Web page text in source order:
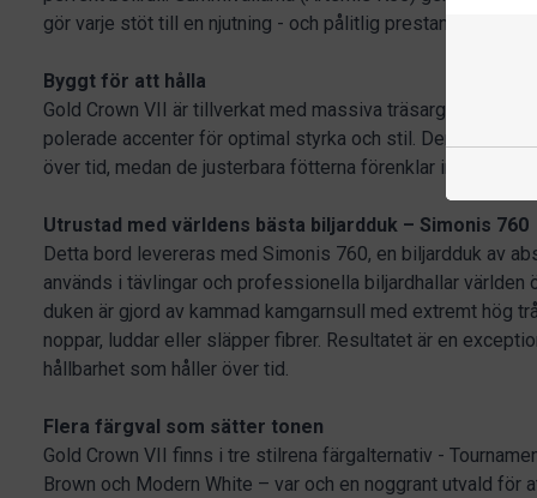
gör varje stöt till en njutning - och pålitlig prestanda i upp till
Byggt för att hålla
Gold Crown VII är tillverkat med massiva träsarger och
polerade accenter för optimal styrka och stil. Den kraftiga
över tid, medan de justerbara fötterna förenklar
Utrustad med världens bästa biljardduk – Simonis 760
Detta bord levereras med Simonis 760, en biljardduk av
används i tävlingar och professionella biljardhallar världen
duken är gjord av kammad kamgarnsull med extremt hög
noppar, luddar eller släpper fibrer. Resultatet är en
hållbarhet som håller över tid.
Flera färgval som sätter tonen
Gold Crown VII finns i tre stilrena färgalternativ -
Brown och Modern White – var och en noggrant utvald för